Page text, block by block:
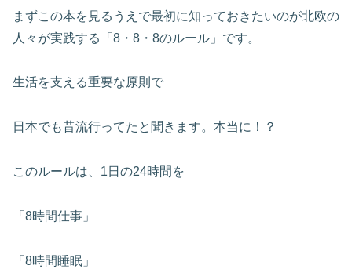
まずこの本を見るうえで最初に知っておきたいのが北欧の
人々が実践する「8・8・8のルール」です。
生活を支える重要な原則で
日本でも昔流行ってたと聞きます。本当に！？
このルールは、1日の24時間を
「8時間仕事」
「8時間睡眠」